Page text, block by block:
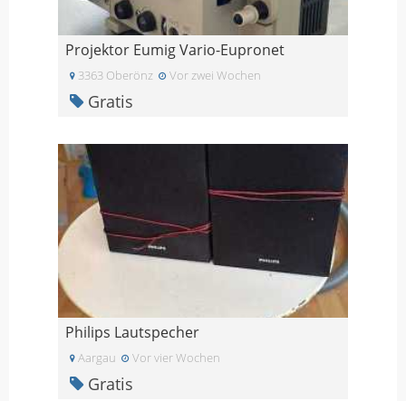
Projektor Eumig Vario-Eupronet
3363 Oberönz Vor zwei Wochen
Gratis
Philips Lautspecher
Aargau Vor vier Wochen
Gratis